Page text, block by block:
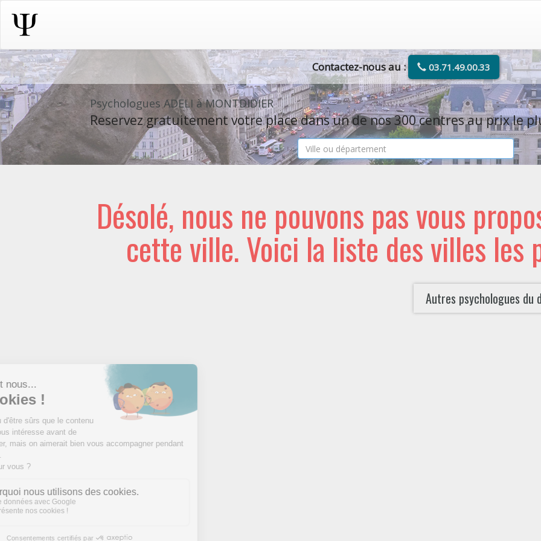
Contactez-nous au : 03.71.49.00.33
Psychologues ADELI à MONTDIDIER
Reservez gratuitement votre place dans un de nos 300 centres au prix le
Désolé, nous ne pouvons pas vous
cette ville. Voici la liste des villes les
Autres psychologues du